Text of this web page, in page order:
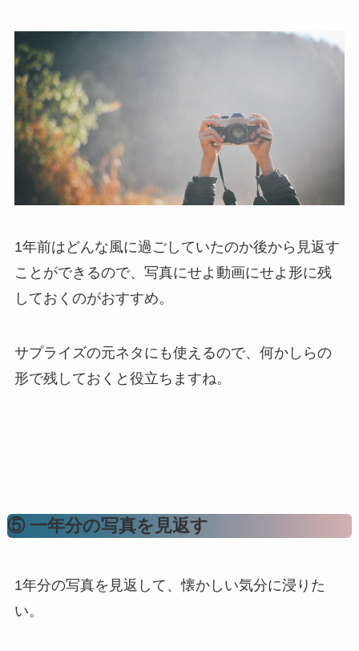
1年前はどんな風に過ごしていたのか後から見返す
ことができるので、写真にせよ動画にせよ形に残
しておくのがおすすめ。
サプライズの元ネタにも使えるので、何かしらの
形で残しておくと役立ちますね。
⑤ 一年分の写真を見返す
1年分の写真を見返して、懐かしい気分に浸りた
い。